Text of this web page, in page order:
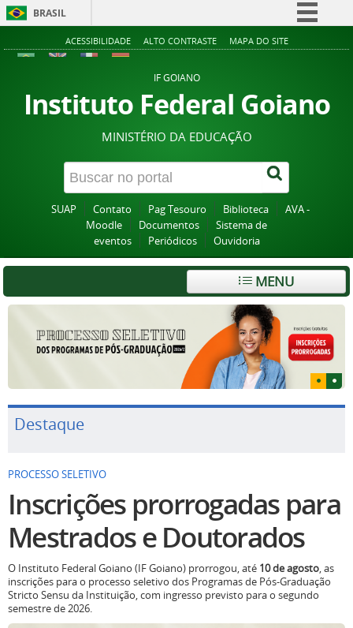
BRASIL
Simplifique!
Acesso à informação
Legislação
Canais
ACESSIBILIDADE ALTO CONTRASTE MAPA DO SITE
IF GOIANO
Instituto Federal Goiano
MINISTÉRIO DA EDUCAÇÃO
SUAP Contato Pag Tesouro Biblioteca
AVA -
Moodle
Documentos
Sistema de
eventos
Periódicos Ouvidoria
MENU
Destaque
PROCESSO SELETIVO
Inscrições prorrogadas para
Mestrados e Doutorados
O Instituto Federal Goiano (IF Goiano) prorrogou, até 10 de agosto, as
inscrições para o processo seletivo dos Programas de Pós-Graduação
Stricto Sensu da Instituição, com ingresso previsto para o segundo
semestre de 2026.